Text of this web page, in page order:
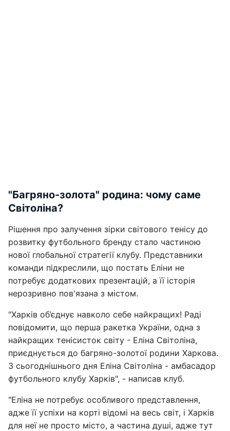
"Багряно-золота" родина: чому саме
Світоліна?
Рішення про залучення зірки світового тенісу до
розвитку футбольного бренду стало частиною
нової глобальної стратегії клубу. Представники
команди підкреслили, що постать Еліни не
потребує додаткових презентацій, а її історія
нерозривно пов'язана з містом.
"Харків об’єднує навколо себе найкращих! Раді
повідомити, що перша ракетка України, одна з
найкращих тенісисток світу - Еліна Світоліна,
приєднується до багряно-золотої родини Харкова.
З сьогоднішнього дня Еліна Світоліна - амбасадор
футбольного клубу Харків", - написав клуб.
"Еліна не потребує особливого представлення,
адже її успіхи на корті відомі на весь світ, і Харків
для неї не просто місто, а частина душі, адже тут